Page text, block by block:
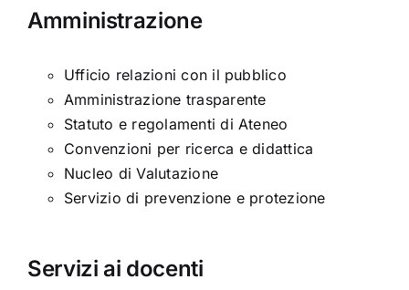
Amministrazione
Ufficio relazioni con il pubblico
Amministrazione trasparente
Statuto e regolamenti di Ateneo
Convenzioni per ricerca e didattica
Nucleo di Valutazione
Servizio di prevenzione e protezione
Servizi ai docenti